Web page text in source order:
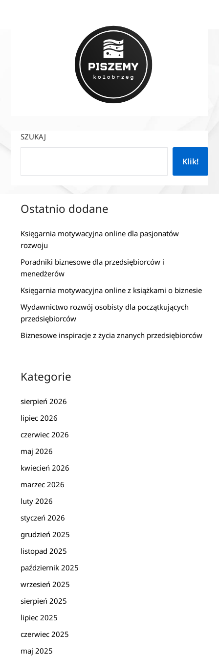
SZUKAJ
Klik!
Ostatnio dodane
Księgarnia motywacyjna online dla pasjonatów
rozwoju
Poradniki biznesowe dla przedsiębiorców i
menedżerów
Księgarnia motywacyjna online z książkami o biznesie
Wydawnictwo rozwój osobisty dla początkujących
przedsiębiorców
Biznesowe inspiracje z życia znanych przedsiębiorców
Kategorie
sierpień 2026
lipiec 2026
czerwiec 2026
maj 2026
kwiecień 2026
marzec 2026
luty 2026
styczeń 2026
grudzień 2025
listopad 2025
październik 2025
wrzesień 2025
sierpień 2025
lipiec 2025
czerwiec 2025
maj 2025